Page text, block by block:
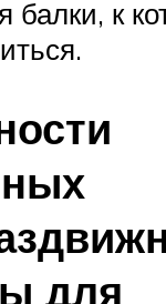
балки, к
для